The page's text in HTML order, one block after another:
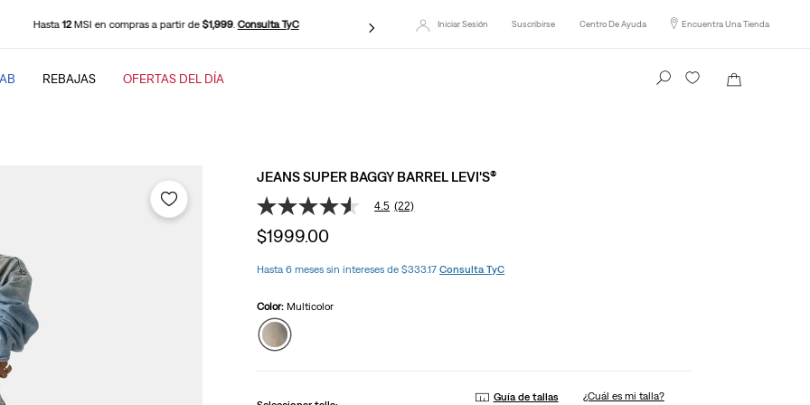
Hasta12MSI en compras a partir de$1,999.Consulta TyC Iniciar Sesión Suscribirse Centro De Ayuda Encuentra Una Tienda
REBAJAS OFERTAS DEL DÍA
Busca tu producto aquí
JEANS SUPER BAGGY BARREL LEVI'S®
4.5
de
5
valor
de
valoración.
Read
22
la
4.5 (22)
$1999.00
Hasta 6 meses sin intereses de $333.17Consulta TyC
Color: Multicolor
Guía de tallas ¿Cuál es mi talla?